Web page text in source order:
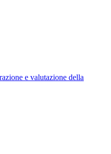
e valutazione della